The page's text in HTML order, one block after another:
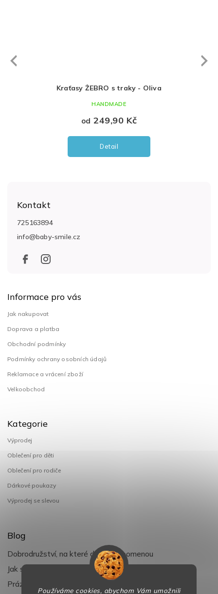
Používáme cookies, abychom Vám umožnili
Kraťasy ŽEBRO s traky - Oliva
od 249,90 Kč
Detail
HANDMADE
Next
Kontakt
info@baby-smile.cz
725163894
Informace pro vás
Jak nakupovat
Doprava a platba
Obchodní podmínky
Podmínky ochrany osobních údajů
Reklamace a vrácení zboží
Velkoobchod
Kategorie
Výprodej
Oblečení pro děti
Oblečení pro rodiče
Dárkové poukazy
Výprodej se slevou
Blog
Dobrodružství, na které děti nezapomenou
Jak si užít léto s dětmi naplno
Prázdniny klepou na dveře